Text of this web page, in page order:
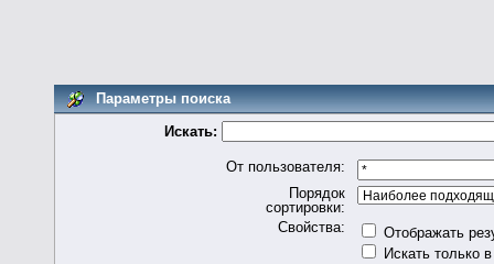
Параметры поиска
Искать:
От пользователя:
Порядок
сортировки:
Свойства:
Отображать
Искать только